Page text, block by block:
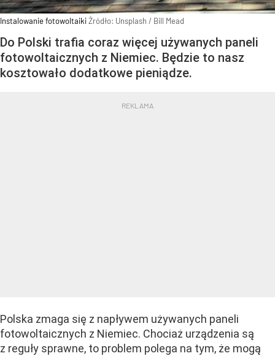
Instalowanie fotowoltaikiŹródło: Unsplash / Bill Mead
Do Polski trafia coraz więcej używanych paneli
fotowoltaicznych z Niemiec. Będzie to nasz
kosztowało dodatkowe pieniądze.
Polska zmaga się z napływem używanych paneli
fotowoltaicznych z Niemiec. Chociaż urządzenia są
z reguły sprawne, to problem polega na tym, że mogą